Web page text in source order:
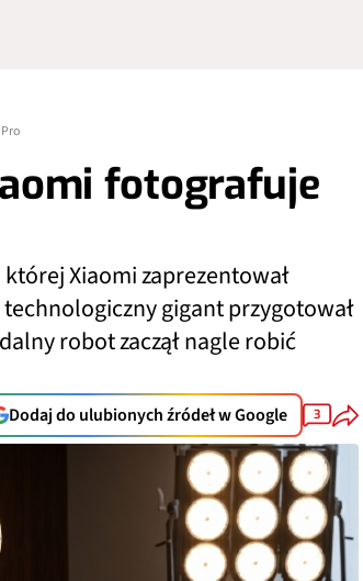
fotografuje
Xiaomi zaprezentował
gigant przygotował
robot zaczął nagle robić
Dodaj do ulubionych źródeł w Google 3